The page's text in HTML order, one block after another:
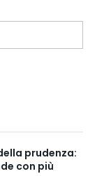
prudenza:
con più